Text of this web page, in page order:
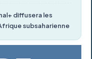
diffusera les
subsaharienne